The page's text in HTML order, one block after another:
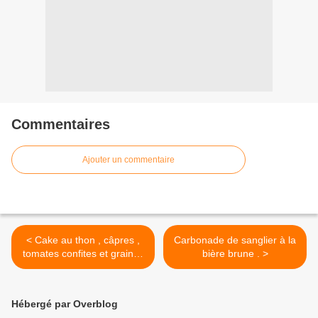
Commentaires
Ajouter un commentaire
< Cake au thon , câpres ,
tomates confites et graines
. .
Carbonade de sanglier à la
bière brune . >
Hébergé par Overblog